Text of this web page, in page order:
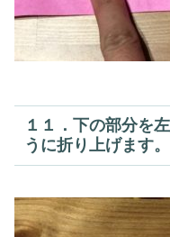
１１．下の部分を
うに折り上げます。